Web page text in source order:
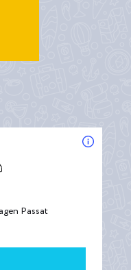
Passat